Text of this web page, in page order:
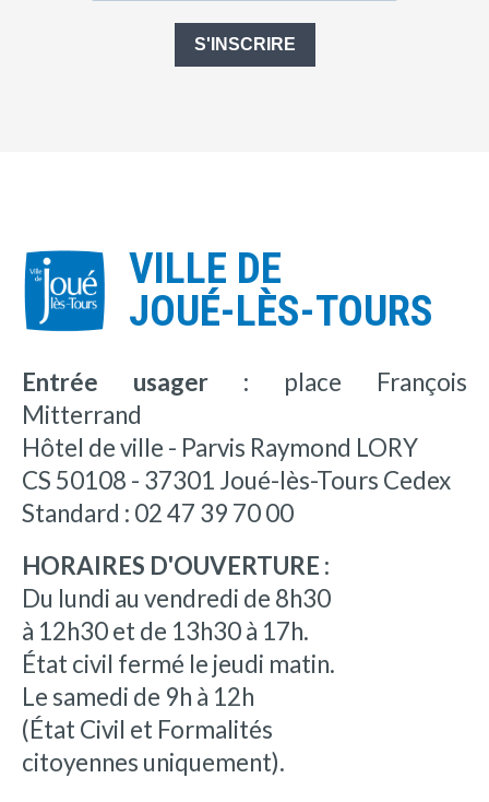
S'INSCRIRE
VILLE DE
JOUÉ-LÈS-TOURS
Entrée usager : place François
Mitterrand
Hôtel de ville - Parvis Raymond LORY
CS 50108 - 37301 Joué-lès-Tours Cedex
Standard : 02 47 39 70 00
HORAIRES D'OUVERTURE :
Du lundi au vendredi de 8h30
à 12h30 et de 13h30 à 17h.
État civil fermé le jeudi matin.
Le samedi de 9h à 12h
(État Civil et Formalités
citoyennes uniquement).